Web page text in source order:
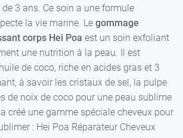
3 ans. Ce soin a une formule
la vie marine. Le gommage
corps Hei Poa est un soin exfoliant
une nutrition à la peau. Il est
de coco, riche en acides gras et 3
à savoir les cristaux de sel, la pulpe
de noix de coco pour une peau sublime
créé une gamme spéciale cheveux pour
: Hei Poa Réparateur Cheveux